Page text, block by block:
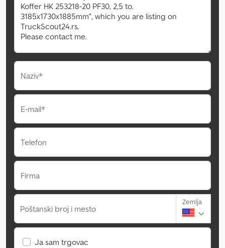
Naziv*
E-mail*
Telefon
Firma
Poštanski broj i mesto
Zemlja
Ja sam trgovac